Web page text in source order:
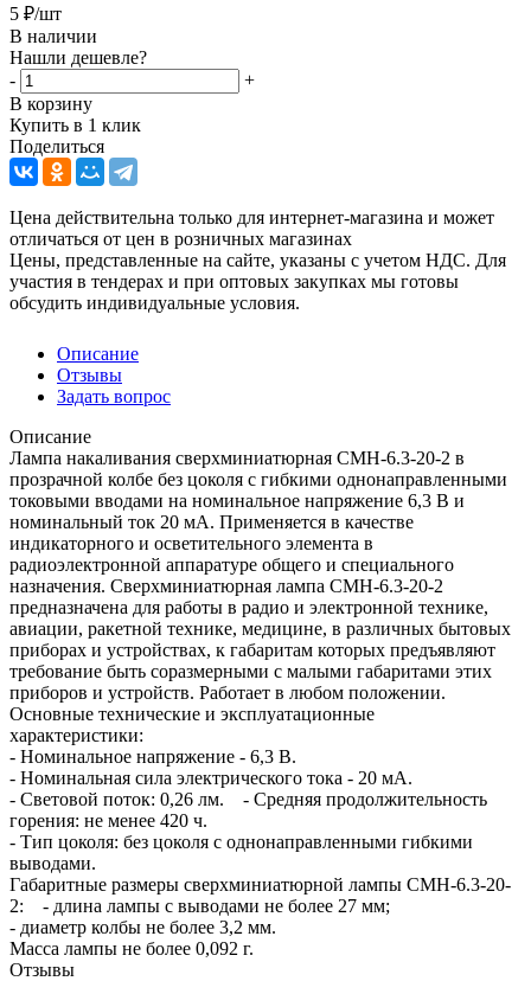
5 ₽/шт
В наличии
Нашли дешевле?
-
+
В корзину
Купить в 1 клик
Поделиться
Цена действительна только для интернет-магазина и может
отличаться от цен в розничных магазинах
Цены, представленные на сайте, указаны с учетом НДС. Для
участия в тендерах и при оптовых закупках мы готовы
обсудить индивидуальные условия.
Описание
Отзывы
Задать вопрос
Описание
Лампа накаливания сверхминиатюрная СМН-6.3-20-2 в
прозрачной колбе без цоколя с гибкими однонаправленными
токовыми вводами на номинальное напряжение 6,3 В и
номинальный ток 20 мА. Применяется в качестве
индикаторного и осветительного элемента в
радиоэлектронной аппаратуре общего и специального
назначения. Сверхминиатюрная лампа СМН-6.3-20-2
предназначена для работы в радио и электронной технике,
авиации, ракетной технике, медицине, в различных бытовых
приборах и устройствах, к габаритам которых предъявляют
требование быть соразмерными с малыми габаритами этих
приборов и устройств. Работает в любом положении.
Основные технические и эксплуатационные
характеристики:
- Номинальное напряжение - 6,3 В.
- Номинальная сила электрического тока - 20 мА.
- Световой поток: 0,26 лм. - Средняя продолжительность
горения: не менее 420 ч.
- Тип цоколя: без цоколя с однонаправленными гибкими
выводами.
Габаритные размеры сверхминиатюрной лампы СМН-6.3-20-
2: - длина лампы с выводами не более 27 мм;
- диаметр колбы не более 3,2 мм.
Масса лампы не более 0,092 г.
Отзывы